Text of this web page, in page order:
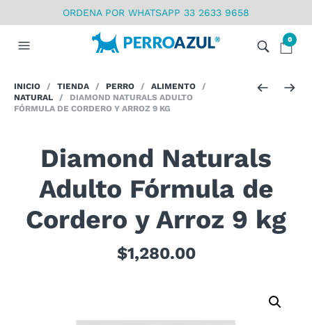
ORDENA POR WHATSAPP 33 2633 9658
0
INICIO / TIENDA / PERRO / ALIMENTO /
NATURAL / DIAMOND NATURALS ADULTO
FÓRMULA DE CORDERO Y ARROZ 9 KG
Diamond Naturals
Adulto Fórmula de
Cordero y Arroz 9 kg
$1,280.00